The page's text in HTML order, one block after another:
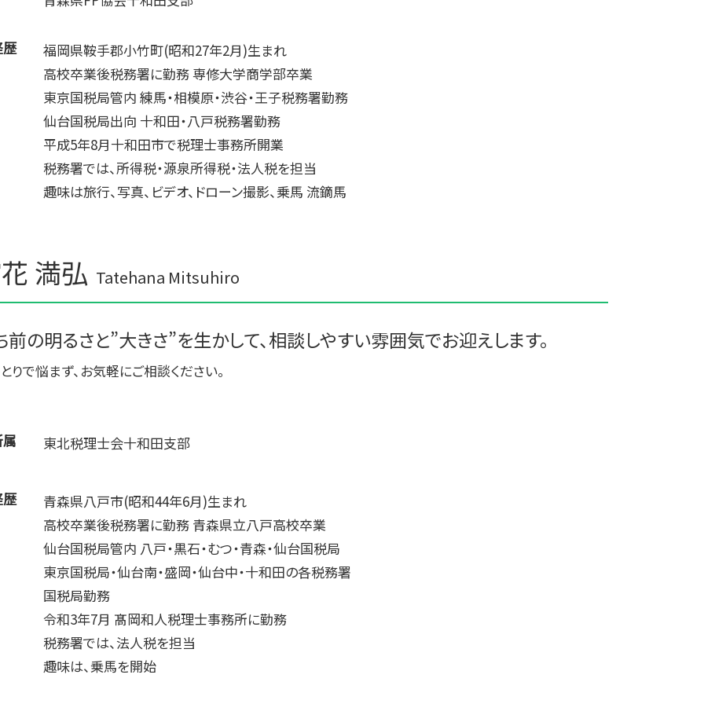
福岡県鞍手郡小竹町(昭和27年2月)生まれ
高校卒業後税務署に勤務 専修大学商学部卒業
東京国税局管内 練馬・相模原・渋谷・王子税務署勤務
仙台国税局出向 十和田・八戸税務署勤務
平成5年8月十和田市で税理士事務所開業
税務署では、所得税・源泉所得税・法人税を担当
趣味は旅行、写真、ビデオ、ドローン撮影、乗馬 流鏑馬
満弘 Tatehana Mitsuhiro
前の明るさと”大きさ”を生かして、相談しやすい雰囲気でお迎えします。
りで悩まず、お気軽にご相談ください。
東北税理士会十和田支部
青森県八戸市(昭和44年6月)生まれ
高校卒業後税務署に勤務 青森県立八戸高校卒業
仙台国税局管内 八戸・黒石・むつ・青森・仙台国税局
東京国税局・仙台南・盛岡・仙台中・十和田の各税務署
国税局勤務
令和3年7月 髙岡和人税理士事務所に勤務
税務署では、法人税を担当
趣味は、乗馬を開始